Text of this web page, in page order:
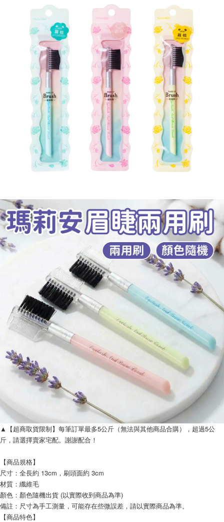
▲【超商取貨限制】每筆訂單最多5公斤（無法與其他商品合購），超過5公
斤，請選擇賣家宅配。謝謝配合！
【商品規格】
尺寸：全長約 13cm，刷頭面約 3cm
材質：纖維毛
顏色：顏色隨機出貨 (以實際收到商品為準)
備註：尺寸為手工測量，可能存在些微誤差，請以實際商品為準。
【商品特色】